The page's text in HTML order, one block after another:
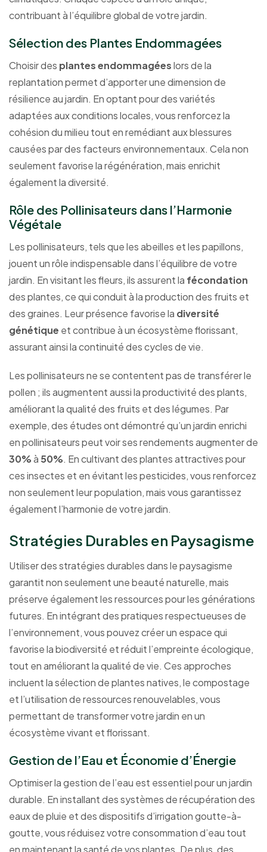
contribuant à l’équilibre global de votre jardin.
Sélection des Plantes Endommagées
Choisir des plantes endommagéeslors de la
replantation permet d’apporter une dimension de
résilience au jardin. En optant pour des variétés
adaptées aux conditions locales, vous renforcez la
cohésion du milieu tout en remédiant aux blessures
causées par des facteurs environnementaux. Cela non
seulement favorise la régénération, mais enrichit
également la diversité.
Rôle des Pollinisateurs dans l’Harmonie
Végétale
Les pollinisateurs, tels que les abeilles et les papillons,
jouent un rôle indispensable dans l’équilibre de votre
jardin. En visitant les fleurs, ils assurent la fécondation
des plantes, ce qui conduit à la production des fruits et
des graines. Leur présence favorise la diversité
génétique et contribue à un écosystème florissant,
assurant ainsi la continuité des cycles de vie.
Les pollinisateurs ne se contentent pas de transférer le
pollen ; ils augmentent aussi la productivité des plants,
améliorant la qualité des fruits et des légumes. Par
exemple, des études ont démontré qu’un jardin enrichi
en pollinisateurs peut voir ses rendements augmenter de
30%à 50%. En cultivant des plantes attractives pour
ces insectes et en évitant les pesticides, vous renforcez
non seulement leur population, mais vous garantissez
également l’harmonie de votre jardin.
Stratégies Durables en Paysagisme
Utiliser des stratégies durables dans le paysagisme
garantit non seulement une beauté naturelle, mais
préserve également les ressources pour les générations
futures. En intégrant des pratiques respectueuses de
l’environnement, vous pouvez créer un espace qui
favorise la biodiversité et réduit l’empreinte écologique,
tout en améliorant la qualité de vie. Ces approches
incluent la sélection de plantes natives, le compostage
et l’utilisation de ressources renouvelables, vous
permettant de transformer votre jardin en un
écosystème vivant et florissant.
Gestion de l’Eau et Économie d’Énergie
Optimiser la gestion de l’eau est essentiel pour un jardin
durable. En installant des systèmes de récupération des
eaux de pluie et des dispositifs d’irrigation goutte-à-
goutte, vous réduisez votre consommation d’eau tout
en maintenant la santé de vos plantes. De plus, des